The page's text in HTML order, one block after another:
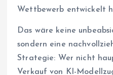
Wettbewerb entwickelt
Das wäre keine
sondern eine
Strategie: Wer nicht
Verkauf von KI-